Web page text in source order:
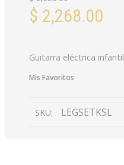
El
original
era:
$ 2,520.00.
$ 2,268.00
precio
actual
es:
$ 2,268.00.
Guitarra eléctrica infantil
Mis Favoritos
SKU: LEGSETKSL